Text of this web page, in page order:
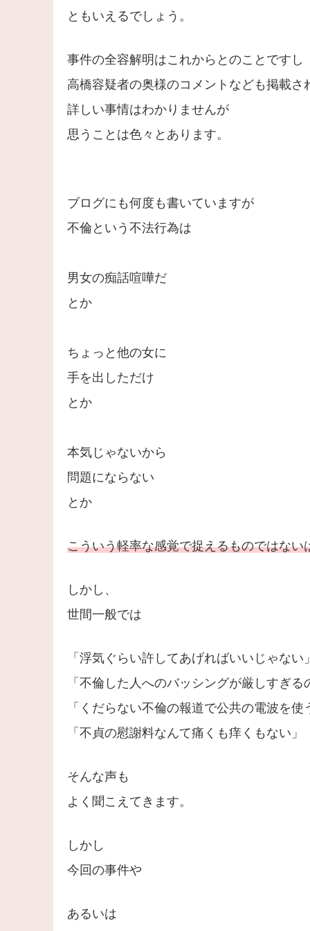
ともいえるでしょう。
事件の全容解明はこれからとのことですし
高橋容疑者の奥様のコメントなども掲載さ
詳しい事情はわかりませんが
思うことは色々とあります。
ブログにも何度も書いていますが
不倫という不法行為は
男女の痴話喧嘩だ
とか
ちょっと他の女に
手を出しただけ
とか
本気じゃないから
問題にならない
とか
こういう軽率な感覚で捉えるものではない
しかし、
世間一般では
「浮気ぐらい許してあげればいいじゃない」
「不倫した人へのバッシングが厳しすぎる
「くだらない不倫の報道で公共の電波を使
「不貞の慰謝料なんて痛くも痒くもない」
そんな声も
よく聞こえてきます。
しかし
今回の事件や
あるいは